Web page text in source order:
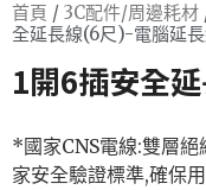
首頁 / 3C配件/周邊耗材
全延長線(6尺)-電腦延
1開6插安全
*國家CNS電線:雙層
家安全驗證標準,確保